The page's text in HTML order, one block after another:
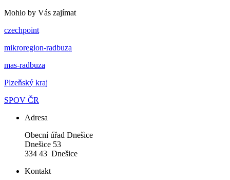
Mohlo by Vás zajímat
czechpoint
mikroregion-radbuza
mas-radbuza
Plzeňský kraj
SPOV ČR
Adresa
Obecní úřad Dnešice
Dnešice 53
334 43 Dnešice
Kontakt